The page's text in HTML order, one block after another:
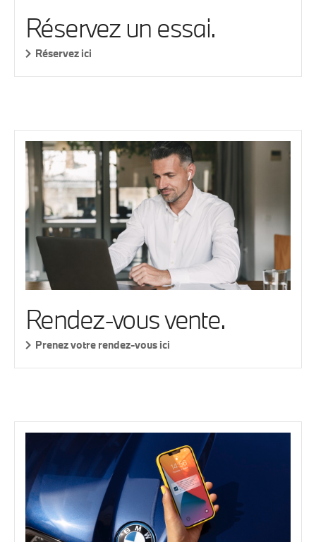
Réservez un essai.
Réservez ici
Rendez-vous vente.
Prenez votre rendez-vous ici